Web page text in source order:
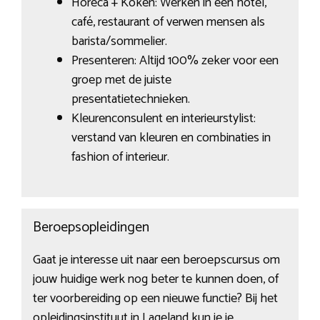
café, restaurant of verwen mensen als
barista/sommelier.
Presenteren: Altijd 100% zeker voor een
groep met de juiste
presentatietechnieken.
Kleurenconsulent en interieurstylist:
verstand van kleuren en combinaties in
fashion of interieur.
Beroepsopleidingen
Gaat je interesse uit naar een beroepscursus om
jouw huidige werk nog beter te kunnen doen, of
ter voorbereiding op een nieuwe functie? Bij het